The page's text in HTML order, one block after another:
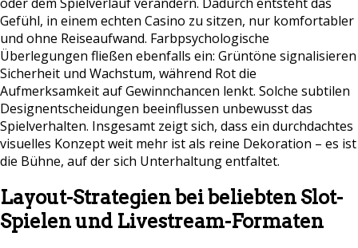
Gefühl, in einem echten Casino zu sitzen, nur komfortabler
und ohne Reiseaufwand. Farbpsychologische
Überlegungen fließen ebenfalls ein: Grüntöne signalisieren
Sicherheit und Wachstum, während Rot die
Aufmerksamkeit auf Gewinnchancen lenkt. Solche subtilen
Designentscheidungen beeinflussen unbewusst das
Spielverhalten. Insgesamt zeigt sich, dass ein durchdachtes
visuelles Konzept weit mehr ist als reine Dekoration – es ist
die Bühne, auf der sich Unterhaltung entfaltet.
Layout-Strategien bei beliebten Slot-
Spielen und Livestream-Formaten